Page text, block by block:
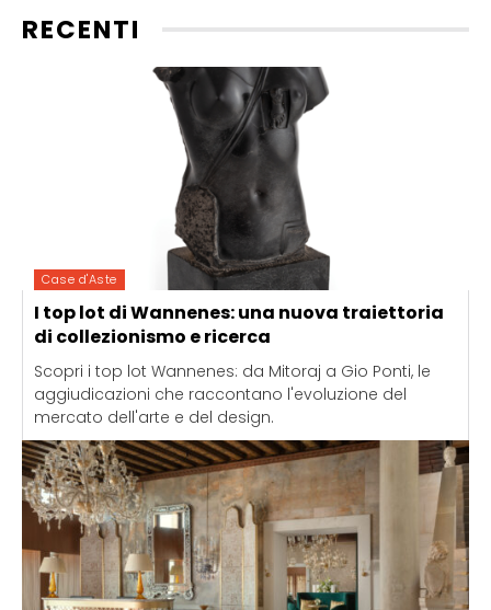
RECENTI
Case d'Aste
I top lot di Wannenes: una nuova traiettoria
di collezionismo e ricerca
Scopri i top lot Wannenes: da Mitoraj a Gio Ponti, le
aggiudicazioni che raccontano l'evoluzione del
mercato dell'arte e del design.